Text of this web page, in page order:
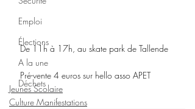
Emploi
Élections
A la une
Déchets
De 11h à 17h, au skate park de Tallende
Pré-vente 4 euros sur hello asso APET
Jeunes Scolaire
Culture Manifestations